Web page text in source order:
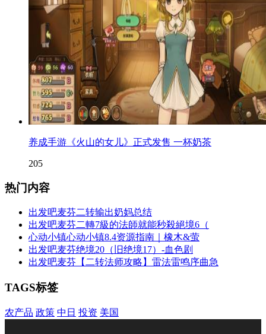
养成手游《火山的女儿》正式发售 一杯奶茶
205
热门内容
出发吧麦芬二转输出奶妈总结
出发吧麦芬二轉7級的法師就能秒殺絕境6（
心动小镇心动小镇8.4资源指南｜橡木&萤
出发吧麦芬绝境20（旧绝境17）-血色剧
出发吧麦芬【二转法师攻略】雷法雷鸣序曲急
TAGS标签
农产品 政策 中日 投资 美国